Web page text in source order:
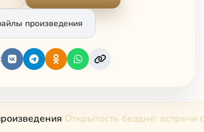
произведения
Открытость бездне: встречи